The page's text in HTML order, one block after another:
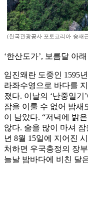
(한국관광공사 포토코리아-송재
‘한산도가’, 보름달 아
임진왜란 도중인 1595
라좌수영으로 바다를
졌다. 이날의 ‘난중일기
잠을 이룰 수 없어 밤새
이 남았다. “저녁에 밝
않다. 술을 많이 마셔
년 8월 15일에 지어진
처하면 우국충정의 장
늘날 밤바다에 비친 달